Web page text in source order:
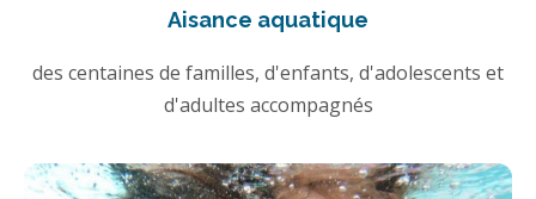
Aisance aquatique
des centaines de familles, d'enfants, d'adolescents et
d'adultes accompagnés